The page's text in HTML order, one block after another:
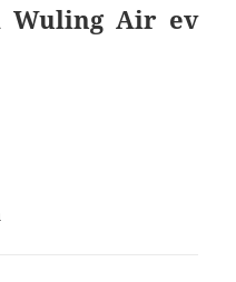
Wuling Air ev